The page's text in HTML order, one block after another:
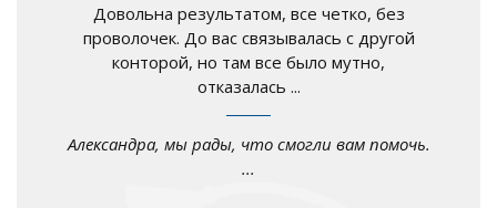
Довольна результатом, все четко, без
проволочек. До вас связывалась с другой
конторой, но там все было мутно,
отказалась ...
Александра, мы рады, что смогли вам помочь.
...